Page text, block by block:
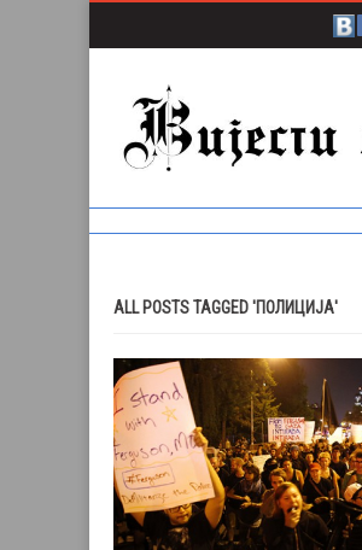
ALL POSTS TAGGED 'ПОЛИЦИЈА'